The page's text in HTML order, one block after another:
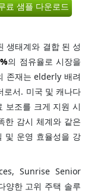
료 샘플 다운로드
생태계와 결합 된 성
의 점유율로 시장을
존재는 elderly 배려
로서. 미국 및 캐나다
보조를 크게 지원 시
한 감시 체계와 같은
및 운영 효율성을 강
Sunrise Senior
한 고위 주택 솔루